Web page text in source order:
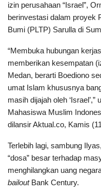
izin perusahaan “Israel”,
berinvestasi dalam proyek
Bumi (PLTP) Sarulla di
“Membuka hubungan
memberikan kesempatan
Medan, berarti Boediono
umat Islam khususnya
masih dijajah oleh
Mahasiswa Muslim
dilansir Aktual.co, Kamis
Terlebih lagi, sambung
“dosa” besar terhadap
menghilangkan uang
bailoutBank Century.